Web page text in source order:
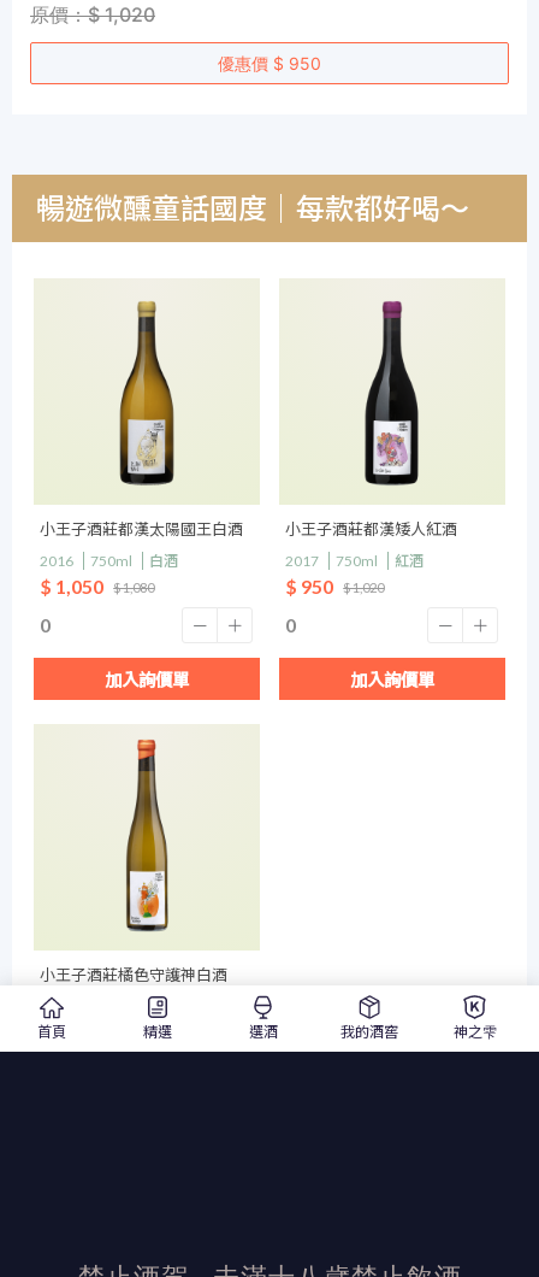
原價：$ 1,020
優惠價 $ 950
暢遊微醺童話國度｜每款都好喝～
小王子酒莊都漢太陽國王白酒
2016 750ml 白酒
$ 1,050 $ 1,080
加入詢價單
小王子酒莊都漢矮人紅酒
2017 750ml 紅酒
$ 950 $ 1,020
加入詢價單
小王子酒莊橘色守護神白酒
2018 白酒
$ 1,150 $ 1,180
首頁 精選 選酒 我的酒窖 神之雫